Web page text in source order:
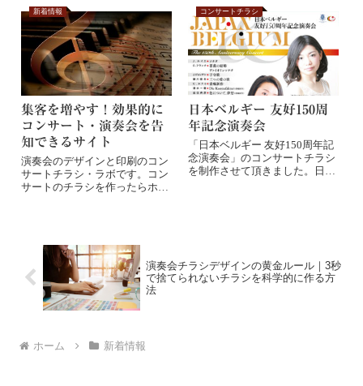
新着情報
集客を増やす！効果的に
コンサート・演奏会を告
知できるサイト
演奏会のデザインと印刷のコン
サートチラシ・ラボです。コン
サートのチラシを作ったらホー
コンサートチラシ
日本ベルギー 友好150周
年記念演奏会
「日本ベルギー 友好150周年記
念演奏会」のコンサートチラシ
を制作させて頂きました。日本
演奏会チラシデザインの黄金ルール｜3秒
で捨てられないチラシを科学的に作る方
法
ホーム 新着情報